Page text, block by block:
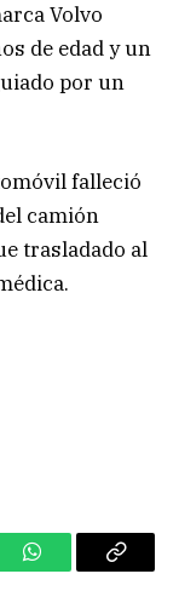
Volvo
de edad y un
por un
falleció
camión
trasladado al
WhatsAppCopy